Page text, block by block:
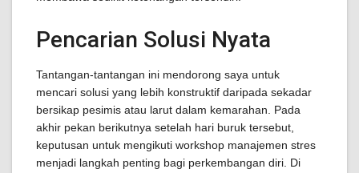
Pencarian Solusi Nyata
Tantangan-tantangan ini mendorong saya untuk
mencari solusi yang lebih konstruktif daripada sekadar
bersikap pesimis atau larut dalam kemarahan. Pada
akhir pekan berikutnya setelah hari buruk tersebut,
keputusan untuk mengikuti workshop manajemen stres
menjadi langkah penting bagi perkembangan diri. Di